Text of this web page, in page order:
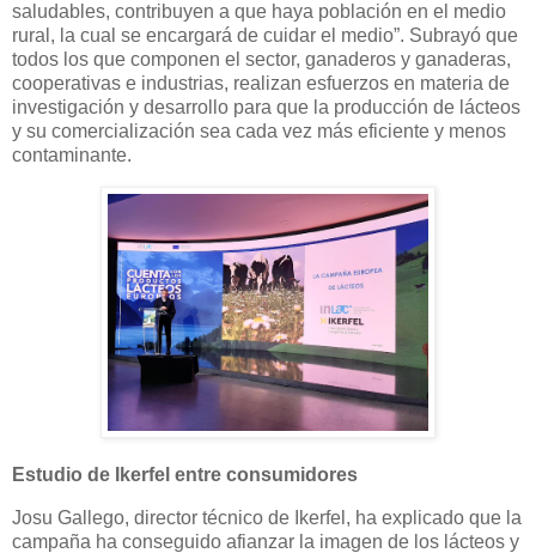
saludables, contribuyen a que haya población en el medio
rural, la cual se encargará de cuidar el medio”. Subrayó que
todos los que componen el sector, ganaderos y ganaderas,
cooperativas e industrias, realizan esfuerzos en materia de
investigación y desarrollo para que la producción de lácteos
y su comercialización sea cada vez más eficiente y menos
contaminante.
Estudio de Ikerfel entre consumidores
Josu Gallego, director técnico de Ikerfel, ha explicado que la
campaña ha conseguido afianzar la imagen de los lácteos y